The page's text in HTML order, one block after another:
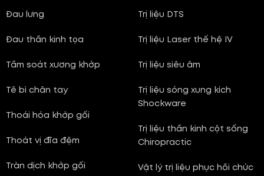
Đau lưng
Đau thần kinh tọa
Tầm soát xương khớp
Tê bì chân tay
Thoái hóa khớp gối
Thoát vị đĩa đệm
Tràn dịch khớp gối
Trị liệu DTS
Trị liệu Laser thế hệ IV
Trị liệu siêu âm
Trị liệu sóng xung kích
Shockware
Trị liệu thần kinh cột sống
Chiropractic
Vật lý trị liệu phục hồi chức